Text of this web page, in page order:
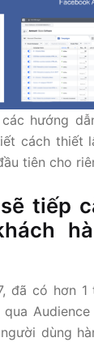
hướng
cách thiết
tiên cho
tiếp
đã có hơn
dùng